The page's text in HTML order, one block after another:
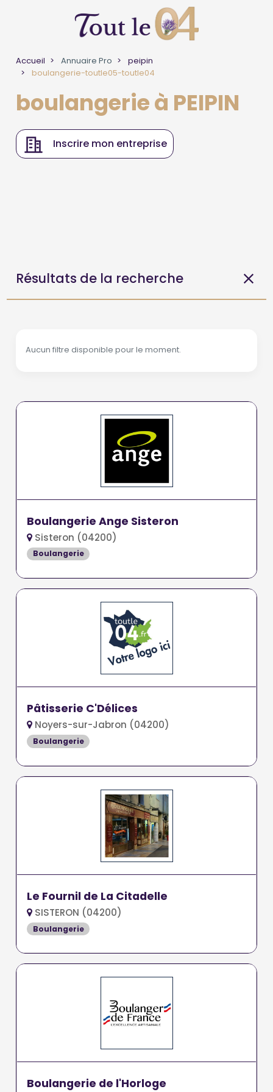
Accueil Annuaire Pro
peipin
boulangerie-toutle05-toutle04
boulangerie à PEIPIN
Inscrire mon entreprise
Résultats de la recherche
Aucun filtre disponible pour le moment.
Boulangerie Ange Sisteron
Sisteron (04200)
Boulangerie
Pâtisserie C'Délices
Noyers-sur-Jabron (04200)
Boulangerie
Le Fournil de La Citadelle
SISTERON (04200)
Boulangerie
Boulangerie de l'Horloge